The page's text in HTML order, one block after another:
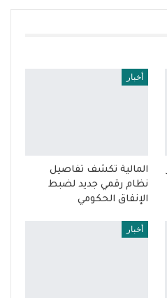
أخبار
المالية تكشف تفاصيل
نظام رقمي جديد لضبط
الإنفاق الحكومي
أخبار